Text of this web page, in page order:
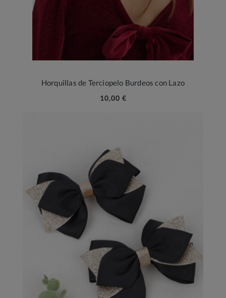
Horquillas de Terciopelo Burdeos con Lazo
10,00 €